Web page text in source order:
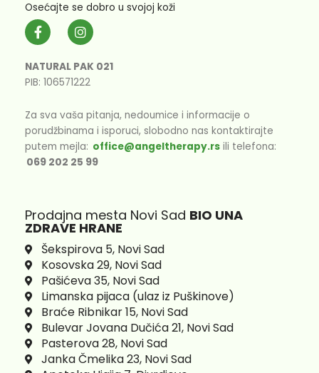
Osećajte se dobro u svojoj koži
F
a
c
e
b
o
k
-
f
I
n
s
t
a
g
a
m
NATURAL PAK 021
PIB: 106571222
Za sva vaša pitanja, nedoumice i informacije o
porudžbinama i isporuci, slobodno nas kontaktirajte
putem mejla: office@angeltherapy.rs ili telefona:
069 202 25 99
Prodajna mesta Novi Sad BIO UNA
ZDRAVE HRANE
Šekspirova 5, Novi Sad
Kosovska 29, Novi Sad
Pašićeva 35, Novi Sad
Limanska pijaca (ulaz iz Puškinove)
Braće Ribnikar 15, Novi Sad
Bulevar Jovana Dučića 21, Novi Sad
Pasterova 28, Novi Sad
Janka Čmelika 23, Novi Sad